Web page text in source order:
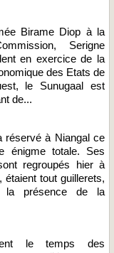
Birame Diop à la
Serigne
en exercice de la
des Etats de
le Sunugaal est
de...
réservé à Niangal ce
énigme totale. Ses
regroupés hier à
étaient tout guillerets,
la présence de la
le temps des